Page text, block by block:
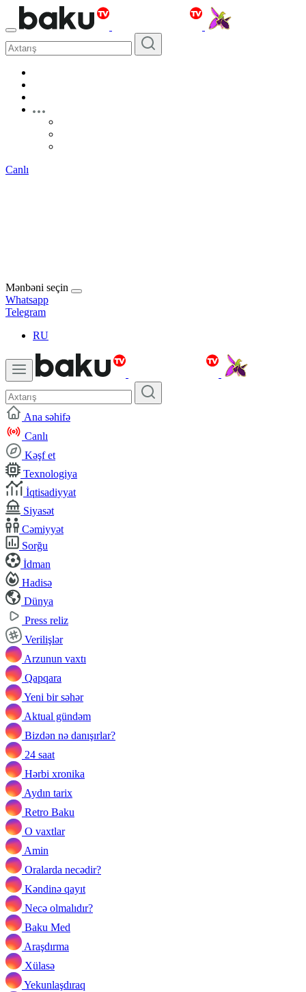
Canlı
Mənbəni seçin
Whatsapp
Telegram
RU
Ana səhifə
Canlı
Kəşf et
Texnologiya
İqtisadiyyat
Siyasət
Cəmiyyət
Sorğu
İdman
Hadisə
Dünya
Press reliz
Verilişlər
Arzunun vaxtı
Qapqara
Yeni bir səhər
Aktual gündəm
Bizdən nə danışırlar?
24 saat
Hərbi xronika
Aydın tarix
Retro Baku
O vaxtlar
Amin
Oralarda necədir?
Kəndinə qayıt
Necə olmalıdır?
Baku Med
Araşdırma
Xülasə
Yekunlaşdıraq